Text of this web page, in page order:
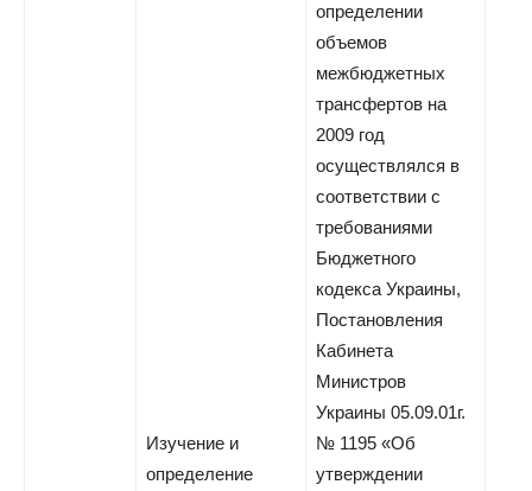
Изучение и
определение
определении
объемов
межбюджетных
трансфертов на
2009 год
осуществлялся в
соответствии с
требованиями
Бюджетного
кодекса Украины,
Постановления
Кабинета
Министров
Украины 05.09.01г.
№ 1195 «Об
утверждении